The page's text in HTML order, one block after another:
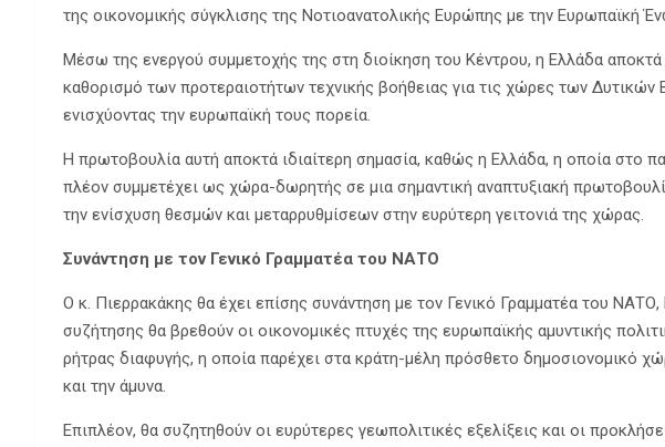
της οικονομικής σύγκλισης της Νοτιοανατολικής Ευρώπης με την Ευρωπαϊκή
Μέσω της ενεργού συμμετοχής της στη διοίκηση του Κέντρου, η Ελλάδα
καθορισμό των προτεραιοτήτων τεχνικής βοήθειας για τις χώρες των Δυτικών
ενισχύοντας την ευρωπαϊκή τους πορεία.
Η πρωτοβουλία αυτή αποκτά ιδιαίτερη σημασία, καθώς η Ελλάδα, η οποία στο
πλέον συμμετέχει ως χώρα-δωρητής σε μια σημαντική αναπτυξιακή
την ενίσχυση θεσμών και μεταρρυθμίσεων στην ευρύτερη γειτονιά της χώρας.
Συνάντηση με τον Γενικό Γραμματέα του ΝΑΤΟ
Ο κ. Πιερρακάκης θα έχει επίσης συνάντηση με τον Γενικό Γραμματέα του
συζήτησης θα βρεθούν οι οικονομικές πτυχές της ευρωπαϊκής αμυντικής
ρήτρας διαφυγής, η οποία παρέχει στα κράτη-μέλη πρόσθετο δημοσιονομικό
και την άμυνα.
Επιπλέον, θα συζητηθούν οι ευρύτερες γεωπολιτικές εξελίξεις και οι